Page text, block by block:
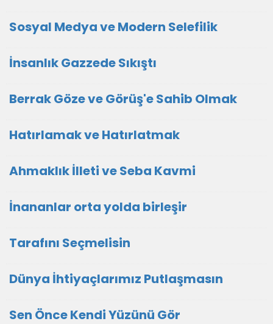
Sosyal Medya ve Modern Selefilik
İnsanlık Gazzede Sıkıştı
Berrak Göze ve Görüş'e Sahib Olmak
Hatırlamak ve Hatırlatmak
Ahmaklık İlleti ve Seba Kavmi
İnananlar orta yolda birleşir
Tarafını Seçmelisin
Dünya İhtiyaçlarımız Putlaşmasın
Sen Önce Kendi Yüzünü Gör